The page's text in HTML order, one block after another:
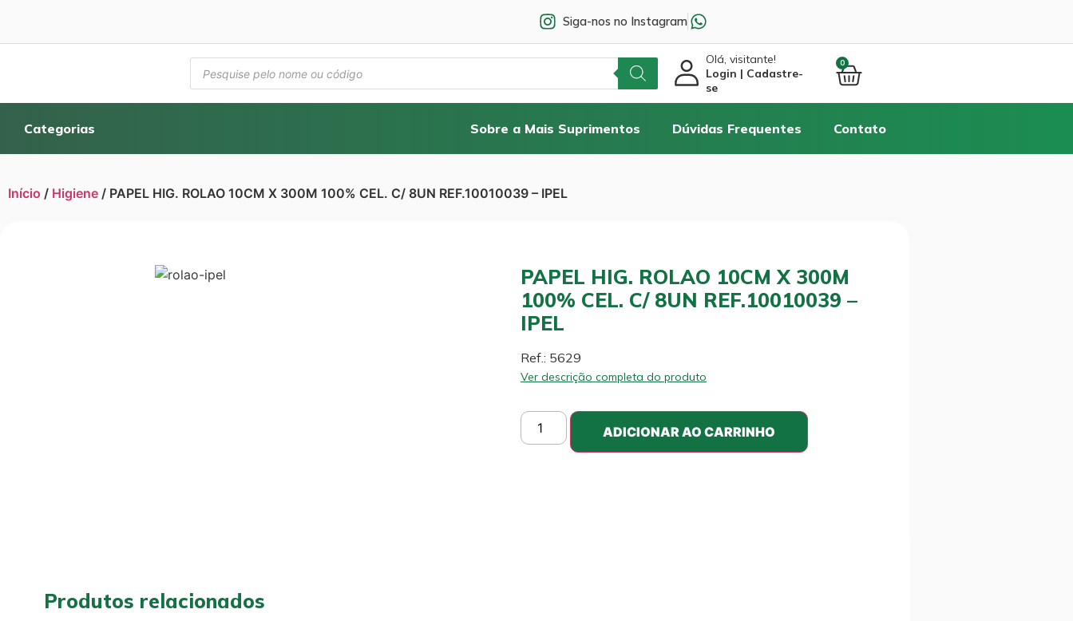
Siga-nos no Instagram
Olá, visitante!
Login | Cadastre-
se
0
Categorias Sobre a Mais Suprimentos Dúvidas Frequentes Contato
Início / Higiene / PAPEL HIG. ROLAO 10CM X 300M 100% CEL. C/ 8UN REF.10010039 – IPEL
PAPEL HIG. ROLAO 10CM X 300M
100% CEL. C/ 8UN REF.10010039 –
IPEL
Ref.: 5629
Ver descrição completa do produto
ADICIONAR AO CARRINHO
Produtos relacionados